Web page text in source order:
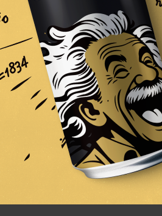
ТУДОР
СВЕТЛОЕ РАЗЛИВНОЕ